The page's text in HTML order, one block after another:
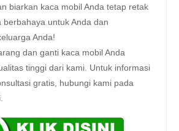
biarkan kaca mobil Anda tetap retak
untuk Anda dan
Anda!
dan ganti kaca mobil Anda
tinggi dari kami. Untuk informasi
gratis, hubungi kami pada